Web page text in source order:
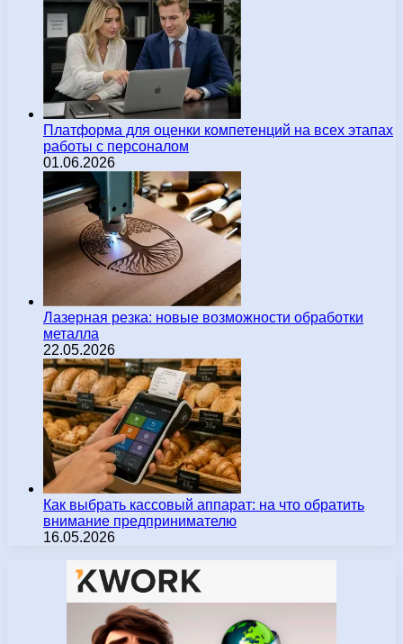
Платформа для оценки компетенций на всех этапах
работы с персоналом
01.06.2026
Лазерная резка: новые возможности обработки
металла
22.05.2026
Как выбрать кассовый аппарат: на что обратить
внимание предпринимателю
16.05.2026